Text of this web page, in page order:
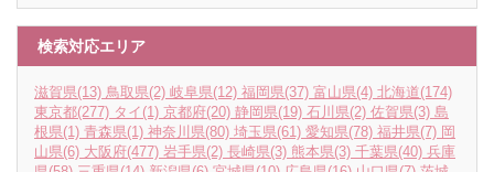
検索対応エリア
滋賀県(13) 鳥取県(2) 岐阜県(12) 福岡県(37) 富山県(4) 北海道(174)
東京都(277) タイ (1) 京都府(20) 静岡県(19) 石川県(2) 佐賀県(3) 島
根県(1) 青森県(1) 神奈川県(80) 埼玉県(61) 愛知県(78) 福井県(7) 岡
山県(6) 大阪府(477) 岩手県(2) 長崎県(3) 熊本県(3) 千葉県(40) 兵庫